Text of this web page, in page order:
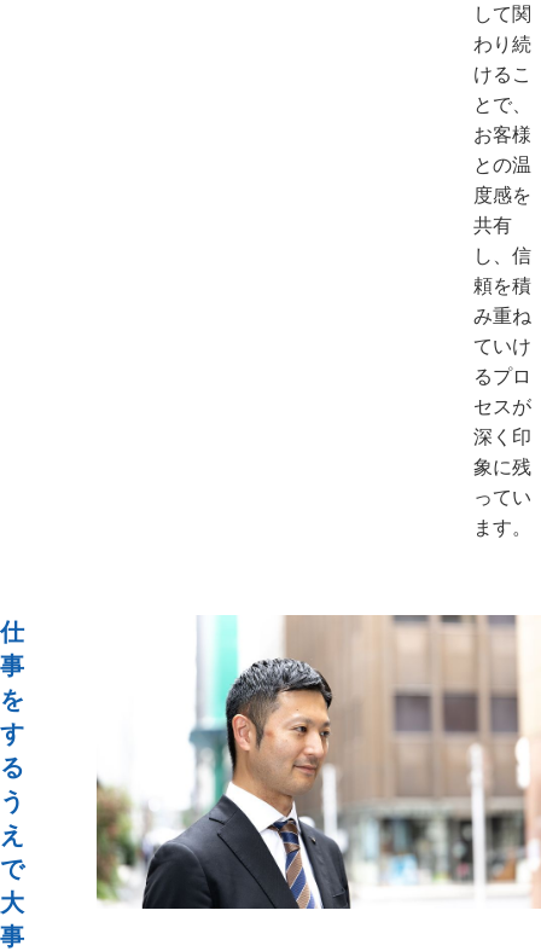
して関
わり続
けるこ
とで、
お客様
との温
度感を
共有
し、信
頼を積
み重ね
ていけ
るプロ
セスが
深く印
象に残
ってい
ます。
仕
事
を
す
る
う
え
で
大
事